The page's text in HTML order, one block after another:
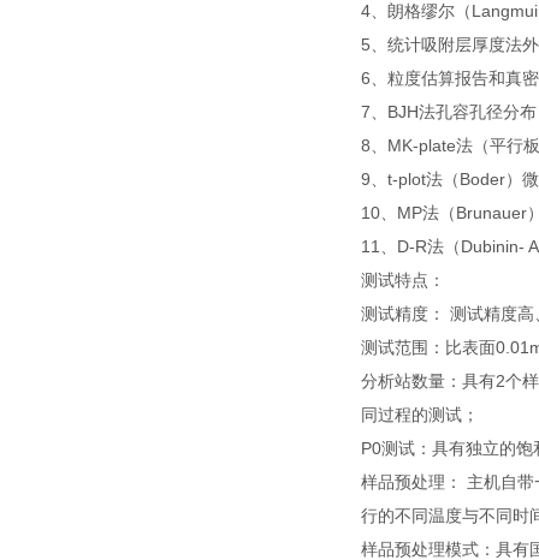
4、朗格缪尔（
5、统计吸附层厚度法
6、粒度估算报告和真
7、BJH法孔容孔径分
8、MK-plate法（平行
9、t-plot法（Boder）
10、MP法（Brunauer
11、D-R法（Dubinin-
测试特点：
测试精度： 测试精度
测试范围：比表面
分析站数量：具有2个
同过程的测试；
P0测试：具有独立的
样品预处理： 主机自
行的不同温度与不同时
样品预处理模式：具有